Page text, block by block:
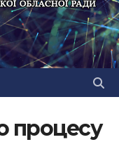
процесу